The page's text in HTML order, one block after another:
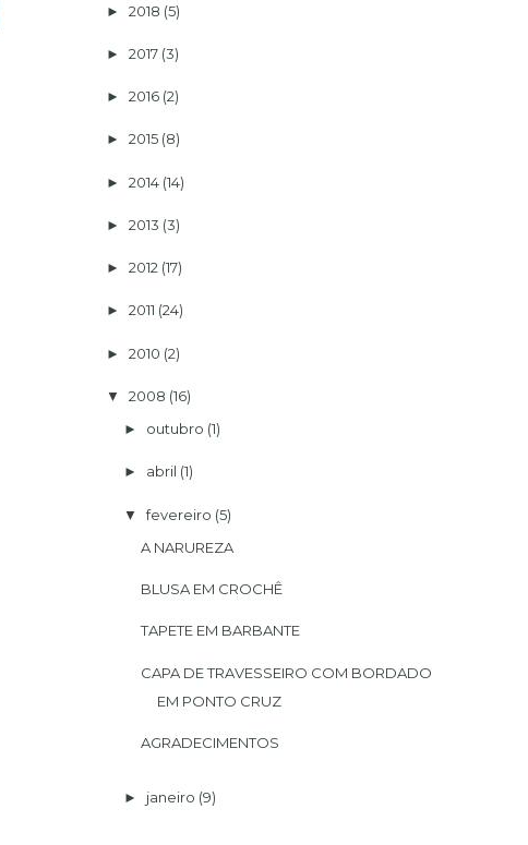
► 2018 (5)
► 2017 (3)
► 2016 (2)
► 2015 (8)
► 2014 (14)
► 2013 (3)
► 2012 (17)
► 2011 (24)
► 2010 (2)
▼ 2008 (16)
► outubro (1)
► abril (1)
▼ fevereiro (5)
A NARUREZA
BLUSA EM CROCHÊ
TAPETE EM BARBANTE
CAPA DE TRAVESSEIRO COM BORDADO
EM PONTO CRUZ
AGRADECIMENTOS
► janeiro (9)